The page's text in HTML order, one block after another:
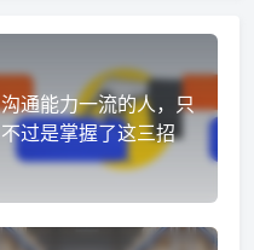
沟通能力一流的人，只
不过是掌握了这三招